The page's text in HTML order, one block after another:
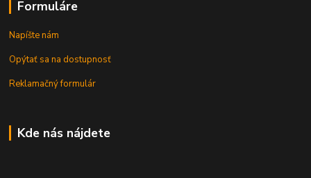
Formuláre
Napíšte nám
Opýtať sa na dostupnosť
Reklamačný formulár
Kde nás nájdete